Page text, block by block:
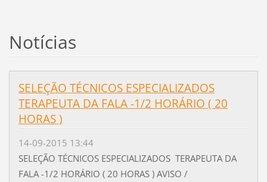
Notícias
SELEÇÃO TÉCNICOS ESPECIALIZADOS
TERAPEUTA DA FALA -1/2 HORÁRIO ( 20
HORAS )
14-09-2015 13:44
SELEÇÃO TÉCNICOS ESPECIALIZADOS TERAPEUTA DA
FALA -1/2 HORÁRIO ( 20 HORAS ) AVISO /